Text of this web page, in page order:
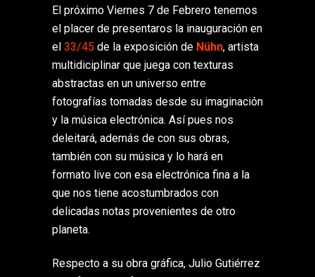
El próximo Viernes 7 de Febrero tenemos
el placer de presentaros la inauguración en
el 33/45 de la exposición de Nühn, artista
multidiciplinar que juega con texturas
abstractas en un universo entre
fotografías tomadas desde su imaginación
y la música electrónica. Así pues nos
deleitará, además de con sus obras,
también con su música y lo hará en
formato live con esa electrónica fina a la
que nos tiene acostumbrados con
delicadas notas provenientes de otro
planeta.
Respecto a su obra gráfica, Julio Gutiérrez